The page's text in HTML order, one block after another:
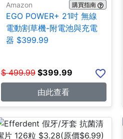
Amazon 購買指南
EGO POWER+ 21吋 無線
電動割草機-附電池與充電
器 $399.99
$ 499.99 $399.99
由此查看